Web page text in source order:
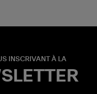
INSCRIVANT À LA